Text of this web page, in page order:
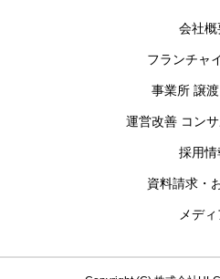
会社概
フランチャ
事業所 譲
運営改善 コン
採用情
資料請求・
メディ